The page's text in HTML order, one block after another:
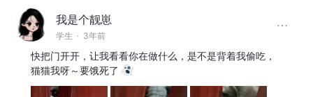
我是个靓崽
学生 · 3年前
快把门开开，让我看看你在做什么，是不是背着我偷吃，
猫猫我呀～要饿死了